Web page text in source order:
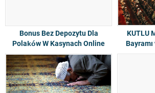
Bonus Bez Depozytu Dla
Polaków W Kasynach Online
2023
KUTLU